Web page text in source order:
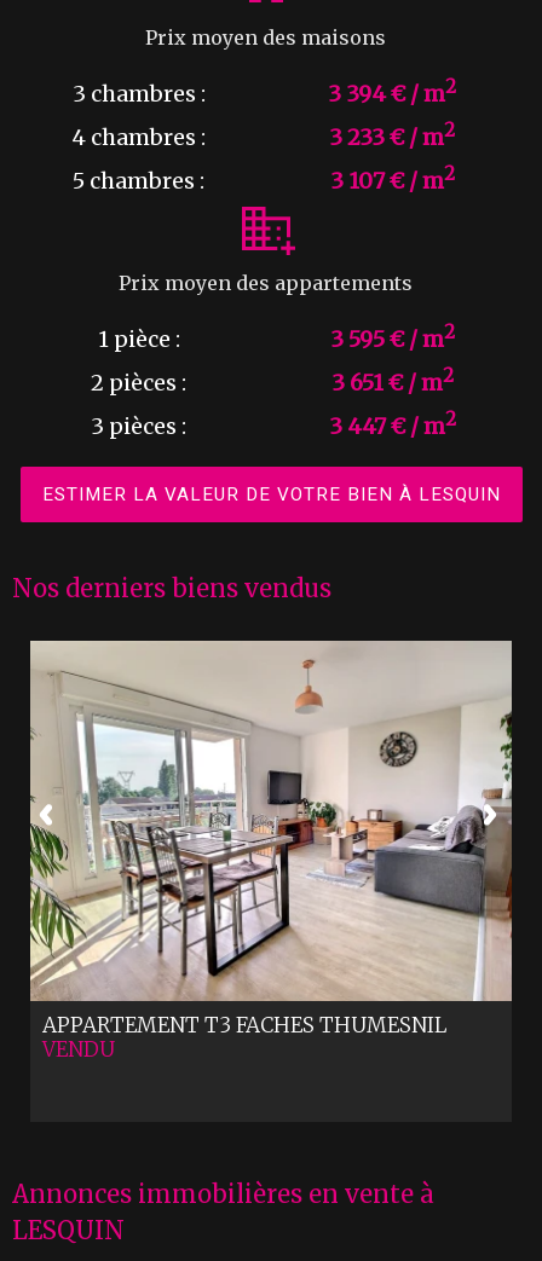
Prix moyen des maisons
3 chambres : 3 394 € / m2
4 chambres : 3 233 € / m2
5 chambres : 3 107 € / m2
Prix moyen des appartements
1 pièce : 3 595 € / m2
2 pièces : 3 651 € / m2
3 pièces : 3 447 € / m2
ESTIMER LA VALEUR DE VOTRE BIEN À LESQUIN
Nos derniers biens vendus
APPARTEMENT T3 FACHES THUMESNIL
VENDU
Annonces immobilières en vente à
LESQUIN